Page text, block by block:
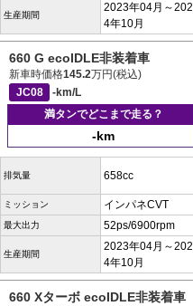
生産期間
2023年04月～202
4年10月
660 G ecoIDLE非装着車
新車時価格145.2万円(税込)
JC08
-km/L
満タンでどこまで走る？
-km
排気量 658cc
ミッション インパネCVT
最大出力 52ps/6900rpm
生産期間
2023年04月～202
4年10月
660 Xターボ ecoIDLE非装着車